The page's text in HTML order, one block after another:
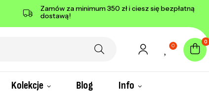
Zamów za minimum 350 zł i ciesz się bezpłatną
dostawą!
0
0
Kolekcje Blog
Info